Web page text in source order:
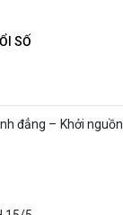
SỐ
đẳng – Khởi nguồn